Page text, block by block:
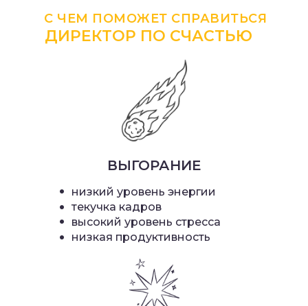
С ЧЕМ ПОМОЖЕТ СПРАВИТЬСЯ
ДИРЕКТОР ПО СЧАСТЬЮ
низкий уровень энергии
текучка кадров
высокий уровень стресса
низкая продуктивность
•
•
•
•
ВЫГОРАНИЕ